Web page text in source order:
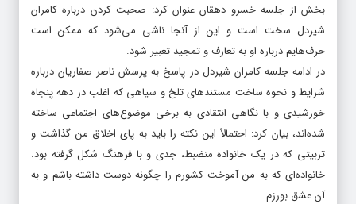
بخش از جلسه خسرو دهقان عنوان کرد: صحبت کردن درباره کامران
شیردل سخت است و این از آنجا ناشی می‌شود که ممکن است
حرف‌هایم درباره او به تعارف و تمجید تعبیر شود.
در ادامه جلسه کامران شیردل در پاسخ به پرسش ناصر صفاریان درباره
شرایط و نحوه ساخت مستندهای تلخ و سیاهی که اغلب در دهه پنجاه
خورشیدی و با نگاهی انتقادی به برخی موضوع‌های اجتماعی ساخته
شده‌اند، بیان کرد: احتمالاً این نکته را باید به پای اخلاق من گذاشت و
تربیتی که در یک خانواده منضبط، جدی و با فرهنگ شکل گرفته بود.
خانواده‌ای که به من آموخت کشورم را چگونه دوست داشته باشم و به
آن عشق بورزم.